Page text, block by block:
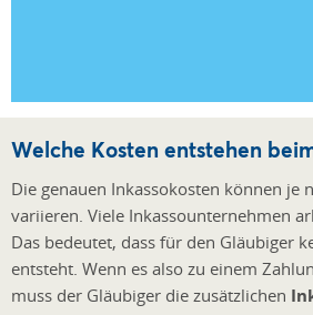
Welche Kosten entstehen
Die genauen Inkassokosten können je
variieren. Viele Inkassounternehmen
Das bedeutet, dass für den Gläubiger
entsteht. Wenn es also zu einem
muss der Gläubiger die zusätzlichen